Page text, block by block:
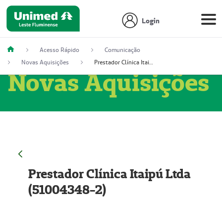
Login
Acesso Rápido
Comunicação
Novas Aquisições
Prestador Clínica Itaipú Ltda (51004348-2)
Novas Aquisições
Prestador Clínica Itaipú Ltda
(51004348-2)